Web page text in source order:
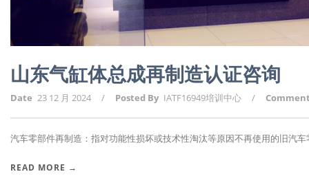
山东气缸体总成再制造认证咨询
Date 23 12 月 2024 / Posted By IATF16949培训中心 /
汽车零部件再制造：指对功能性损坏或技术性淘汰等原因不再使用的旧汽车
READ MORE →